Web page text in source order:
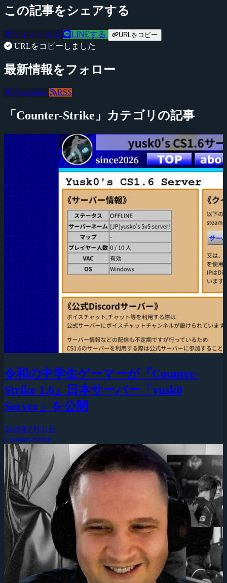
この記事をシェアする
ツイートする LINEする URLをコピー
URLをコピーしました
最新情報をフォロー
@negitaku RSS
「Counter-Strike」カテゴリの記事
令和の中学生ゲーマーが『Counter-
Strike 1.6』日本サーバー「yusk0
Server」を公開
2026年7月31日
Counter-Strike